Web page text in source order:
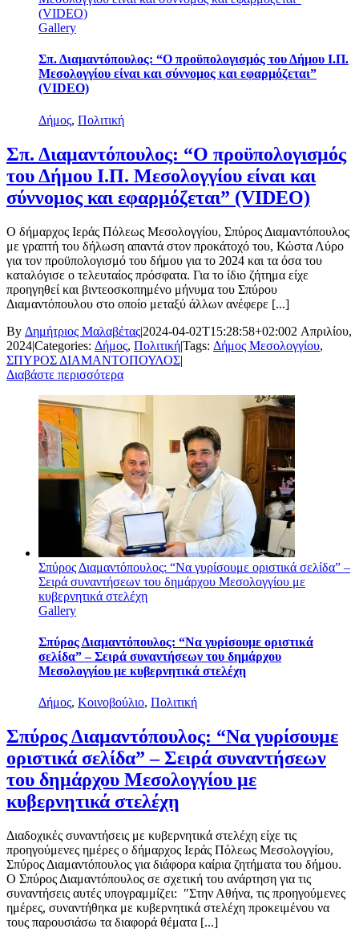
(VIDEO)
Gallery
Σπ. Διαμαντόπουλος: “Ο προϋπολογισμός του Δήμου Ι.Π.
Μεσολογγίου είναι και σύννομος και εφαρμόζεται”
(VIDEO)
Δήμος, Πολιτική
Σπ. Διαμαντόπουλος: “Ο προϋπολογισμός
του Δήμου Ι.Π. Μεσολογγίου είναι και
σύννομος και εφαρμόζεται” (VIDEO)
Ο δήμαρχος Ιεράς Πόλεως Μεσολογγίου, Σπύρος Διαμαντόπουλος
με γραπτή του δήλωση απαντά στον προκάτοχό του, Κώστα Λύρο
για τον προϋπολογισμό του δήμου για το 2024 και τα όσα του
καταλόγισε ο τελευταίος πρόσφατα. Για το ίδιο ζήτημα είχε
προηγηθεί και βιντεοσκοπημένο μήνυμα του Σπύρου
Διαμαντόπουλου στο οποίο μεταξύ άλλων ανέφερε [...]
By Δημήτριος Μαλαβέτας|2024-04-02T15:28:58+02:002 Απριλίου,
2024|Categories: Δήμος, Πολιτική|Tags: Δήμος Μεσολογγίου,
ΣΠΥΡΟΣ ΔΙΑΜΑΝΤΟΠΟΥΛΟΣ|
Διαβάστε περισσότερα
Σπύρος Διαμαντόπουλος: “Να γυρίσουμε οριστικά σελίδα” –
Σειρά συναντήσεων του δημάρχου Μεσολογγίου με
κυβερνητικά στελέχη
Gallery
Σπύρος Διαμαντόπουλος: “Να γυρίσουμε οριστικά
σελίδα” – Σειρά συναντήσεων του δημάρχου
Μεσολογγίου με κυβερνητικά στελέχη
Δήμος, Κοινοβούλιο, Πολιτική
Σπύρος Διαμαντόπουλος: “Να γυρίσουμε
οριστικά σελίδα” – Σειρά συναντήσεων
του δημάρχου Μεσολογγίου με
κυβερνητικά στελέχη
Διαδοχικές συναντήσεις με κυβερνητικά στελέχη είχε τις
προηγούμενες ημέρες ο δήμαρχος Ιεράς Πόλεως Μεσολογγίου,
Σπύρος Διαμαντόπουλος για διάφορα καίρια ζητήματα του δήμου.
Ο Σπύρος Διαμαντόπουλος σε σχετική του ανάρτηση για τις
συναντήσεις αυτές υπογραμμίζει: "Στην Αθήνα, τις προηγούμενες
ημέρες, συναντήθηκα με κυβερνητικά στελέχη προκειμένου να
τους παρουσιάσω τα διαφορά θέματα [...]